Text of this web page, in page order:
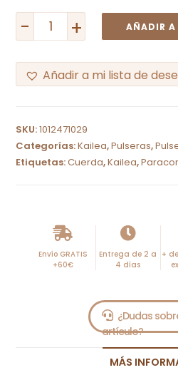
- + AÑADIR A
Añadir a mi lista de
t
e
SKU:1012471029
Categorías:Kailea,Pulseras,
Etiquetas:Cuerda,Kailea,
Envío GRATIS
+60€
Entrega de 2 a
4 días
+
MÁS